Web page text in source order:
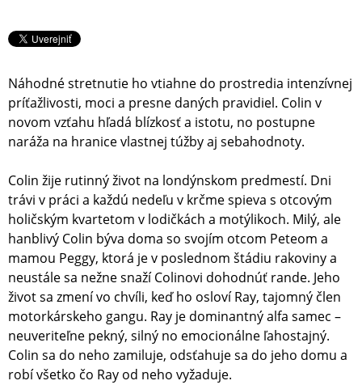
Náhodné stretnutie ho vtiahne do prostredia intenzívnej
príťažlivosti, moci a presne daných pravidiel. Colin v
novom vzťahu hľadá blízkosť a istotu, no postupne
naráža na hranice vlastnej túžby aj sebahodnoty.
Colin žije rutinný život na londýnskom predmestí. Dni
trávi v práci a každú nedeľu v krčme spieva s otcovým
holičským kvartetom v lodičkách a motýlikoch. Milý, ale
hanblivý Colin býva doma so svojím otcom Peteom a
mamou Peggy, ktorá je v poslednom štádiu rakoviny a
neustále sa nežne snaží Colinovi dohodnúť rande. Jeho
život sa zmení vo chvíli, keď ho osloví Ray, tajomný člen
motorkárskeho gangu. Ray je dominantný alfa samec –
neuveriteľne pekný, silný no emocionálne ľahostajný.
Colin sa do neho zamiluje, odsťahuje sa do jeho domu a
robí všetko čo Ray od neho vyžaduje.